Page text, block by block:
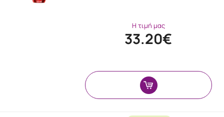
Η τιμή μας
33.20€